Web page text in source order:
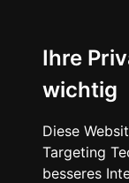
Ihre
wichtig
Diese
Targeting
besseres